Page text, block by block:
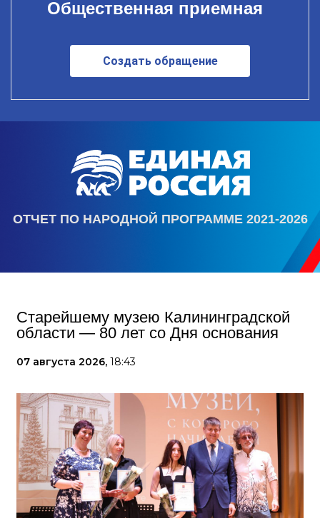
Общественная приемная
Создать обращение
ОТЧЕТ ПО НАРОДНОЙ ПРОГРАММЕ 2021-2026
Старейшему музею Калининградской
области — 80 лет со Дня основания
07 августа 2026, 18:43